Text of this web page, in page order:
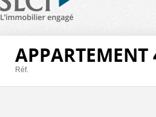
APPARTEMENT
Réf.